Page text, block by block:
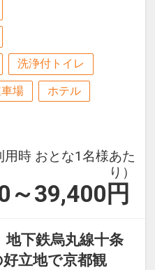
洗浄付トイレ
場 ホテル
用時 おとな1名様あた
り）
～39,400 円
地下鉄烏丸線十条
立地で京都観